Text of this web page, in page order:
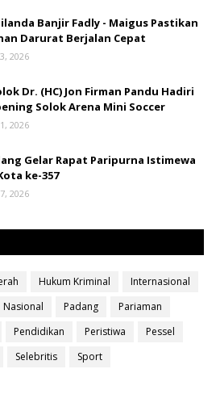
Banjir Fadly - Maigus Pastikan
Darurat Berjalan Cepat
2026
Dr. (HC) Jon Firman Pandu Hadiri
Solok Arena Mini Soccer
2026
Gelar Rapat Paripurna Istimewa
ke-357
2026
Hukum Kriminal
Internasional
Nasional Padang
Pariaman
Pendidikan Peristiwa
Pessel
Selebritis
Sport